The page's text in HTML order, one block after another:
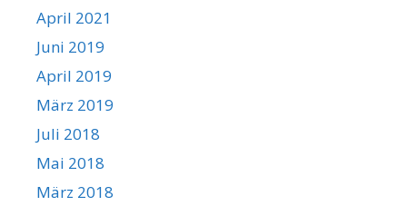
April 2021
Juni 2019
April 2019
März 2019
Juli 2018
Mai 2018
März 2018